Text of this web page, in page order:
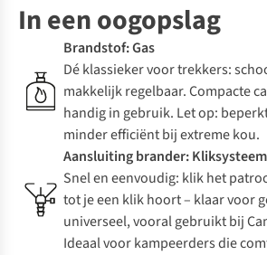
In een oogopslag
Brandstof: Gas
Dé klassieker voor trekkers:
makkelijk regelbaar. Compacte
handig in gebruik. Let op:
minder efficiënt bij extreme kou.
Aansluiting brander:
Snel en eenvoudig: klik het
tot je een klik hoort – klaar voor
universeel, vooral gebruikt bij
Ideaal voor kampeerders die